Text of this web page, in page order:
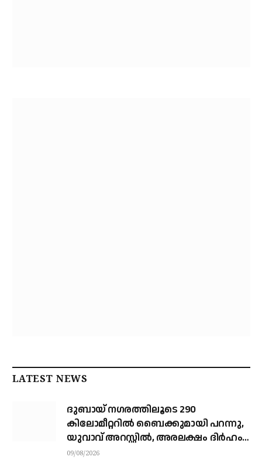
LATEST NEWS
ദുബായ് ന​ഗരത്തിലൂടെ 290
കിലോമീറ്ററില്‍ ബൈക്കുമായി പറന്നു,
യുവാവ് അറസ്റ്റിൽ, അരലക്ഷം ദിർഹം
പിഴ
09/08/2026